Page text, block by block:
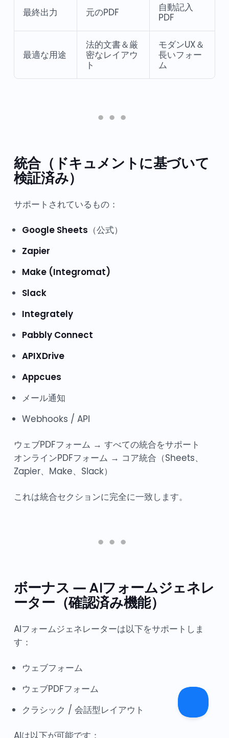
最終出力 元のPDF
自動記入
PDF
最適な用途
法的文書＆厳
密なレイアウ
ト
モダンUX＆
長いフォー
ム
統合（ドキュメントに基づいて
検証済み）
サポートされているもの：
Google Sheets （公式）
Zapier
Make (Integromat)
Slack
Integrately
Pabbly Connect
APIXDrive
Appcues
メール通知
Webhooks / API
ウェブPDFフォーム → すべての統合をサポート
オンラインPDFフォーム → コア統合（Sheets、
Zapier、Make、Slack）
これは統合セクションに完全に一致します。
ボーナス — AIフォームジェネレ
ーター（確認済み機能）
AIフォームジェネレーターは以下をサポートしま
す：
ウェブフォーム
ウェブPDFフォーム
クラシック / 会話型レイアウト
AIは以下が可能です：